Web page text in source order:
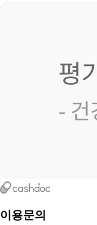
이용문의